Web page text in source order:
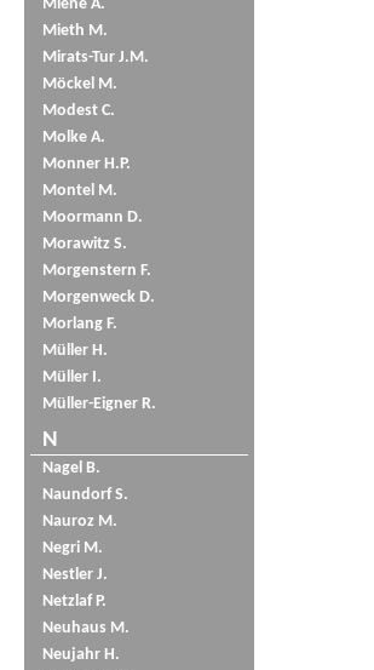
Miene A.
Mieth M.
Mirats-Tur J.M.
Möckel M.
Modest C.
Molke A.
Monner H.P.
Montel M.
Moormann D.
Morawitz S.
Morgenstern F.
Morgenweck D.
Morlang F.
Müller H.
Müller I.
Müller-Eigner R.
N
Nagel B.
Naundorf S.
Nauroz M.
Negri M.
Nestler J.
Netzlaf P.
Neuhaus M.
Neujahr H.